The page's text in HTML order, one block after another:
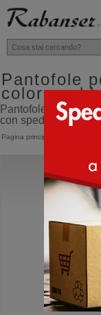
top
Pantofole
colore
Pantofole per
con spedizione
Pagina principale